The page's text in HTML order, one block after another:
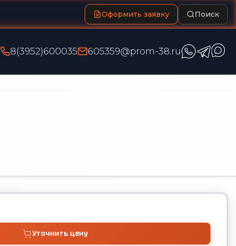
Оформить заявку Поиск
8(3952)600035 605359@prom-38.ru
Уточнить цену